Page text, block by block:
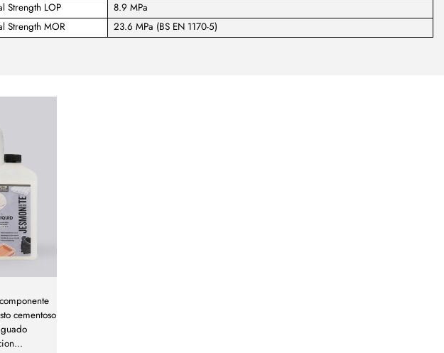
Strength LOP
8.9 MPa
Strength MOR
23.6 MPa (BS EN 1170-5)
cementoso
...